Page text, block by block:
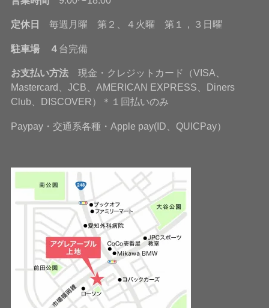
定休日 毎週月曜 第２、４火曜 第１，３日曜
駐車場 ４ 台完備
お支払い方法現金・クレジットカード（VISA、
Mastercard、JCB、AMERICAN EXPRESS、Diners
Club、DISCOVER）＊１回払いのみ
Paypay・交通系各種・Apple pay(ID、QUICPay）